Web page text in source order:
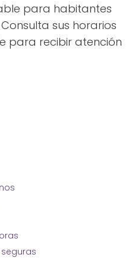
para habitantes
sus horarios
para recibir atención